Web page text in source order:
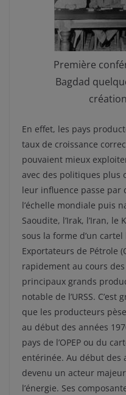
Première
Bagdad
En effet, les pays
taux de croissance
pouvaient mieux
avec des politiques plus
leur influence passe par
l’échelle mondiale puis
Saoudite, l’Irak, l’Iran,
sous la forme d’un cartel
Exportateurs de Pétrole
rapidement au cours
principaux grands
notable de l’URSS.
que les producteurs
au début des années
pays de l’OPEP ou du
entérinée. Au début des
devenu un acteur
l’énergie. Ses